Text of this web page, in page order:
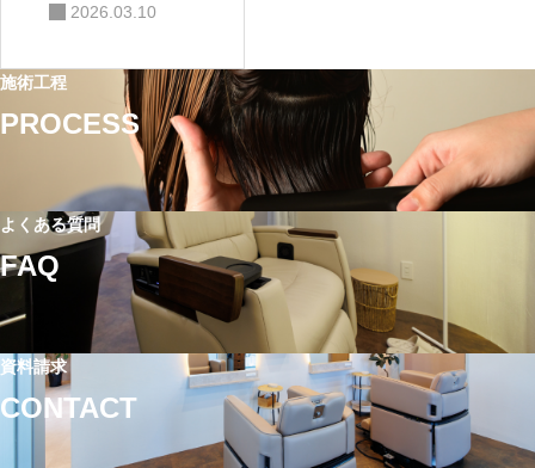
美容師が解説
2026.03.10
施術工程
PROCESS
よくある質問
FAQ
資料請求
CONTACT